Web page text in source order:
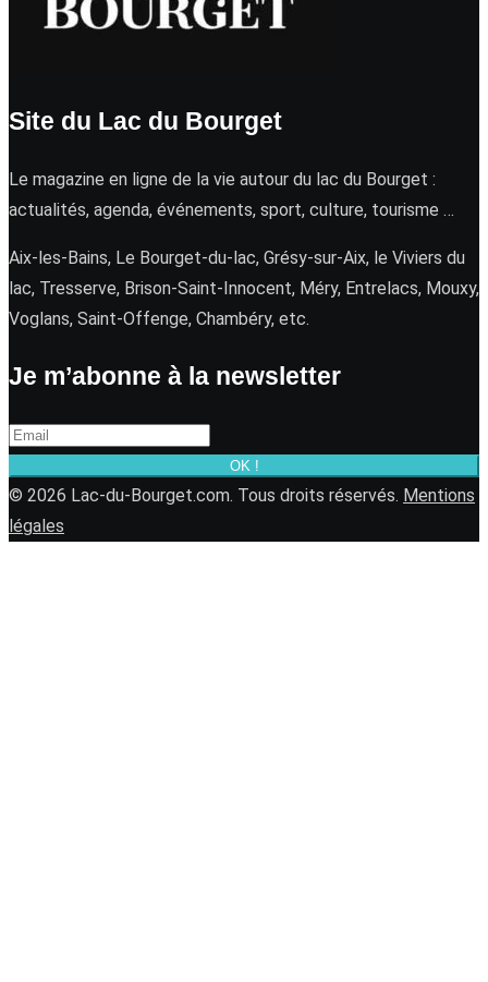
Site du Lac du Bourget
Le magazine en ligne de la vie autour du lac du Bourget :
actualités, agenda, événements, sport, culture, tourisme …
Aix-les-Bains, Le Bourget-du-lac, Grésy-sur-Aix, le Viviers du
lac, Tresserve, Brison-Saint-Innocent, Méry, Entrelacs, Mouxy,
Voglans, Saint-Offenge, Chambéry, etc.
Je m’abonne à la newsletter
OK !
© 2026 Lac-du-Bourget.com. Tous droits réservés. Mentions
légales